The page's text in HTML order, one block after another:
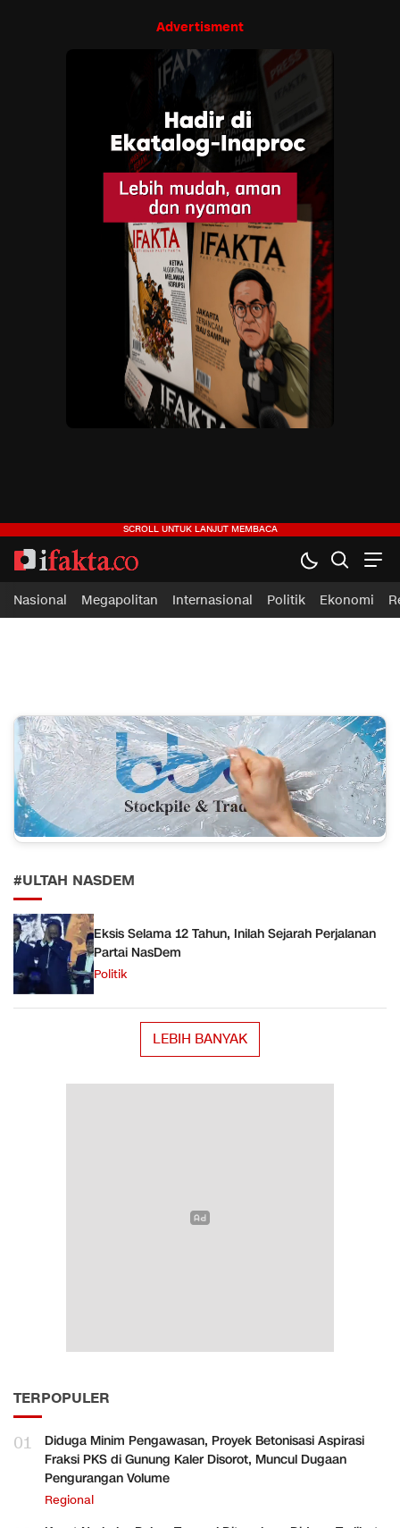
Advertisment
ifakta.co
#pastibenar
Nasional Megapolitan Internasional Politik Ekonomi
#ULTAH NASDEM
Eksis Selama 12 Tahun, Inilah Sejarah Perjalanan
Partai NasDem
Politik
LEBIH BANYAK
TERPOPULER
01
Diduga Minim Pengawasan, Proyek Betonisasi Aspirasi
Fraksi PKS di Gunung Kaler Disorot, Muncul Dugaan
Pengurangan Volume
Regional